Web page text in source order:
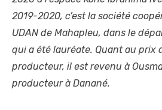
2019-2020, c’est la société
UDAN de Mahapleu, dans le
qui a été lauréate. Quant au prix
producteur, il est revenu à
producteur à Danané.